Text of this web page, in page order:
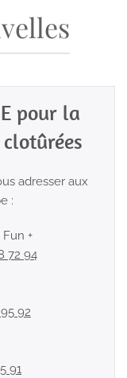
pour la
adresser aux
:
+
72 94
92
91